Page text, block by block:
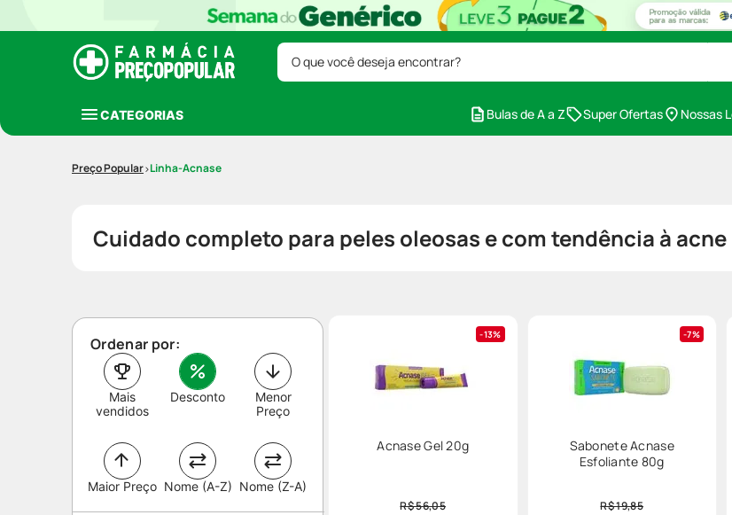
O que você deseja encontrar?
CATEGORIAS Bulas de A a Z Super Ofertas Nossas
Linha-Acnase
Cuidado completo para peles oleosas e com tendência à acne
Ordenar por:
Mais
vendidos
Desconto
Maior Preço
Menor
Preço
Nome (A-Z) Nome (Z-A)
13%
Acnase Gel 20g
R$ 56,05
7%
Sabonete Acnase
Esfoliante 80g
R$ 19,85